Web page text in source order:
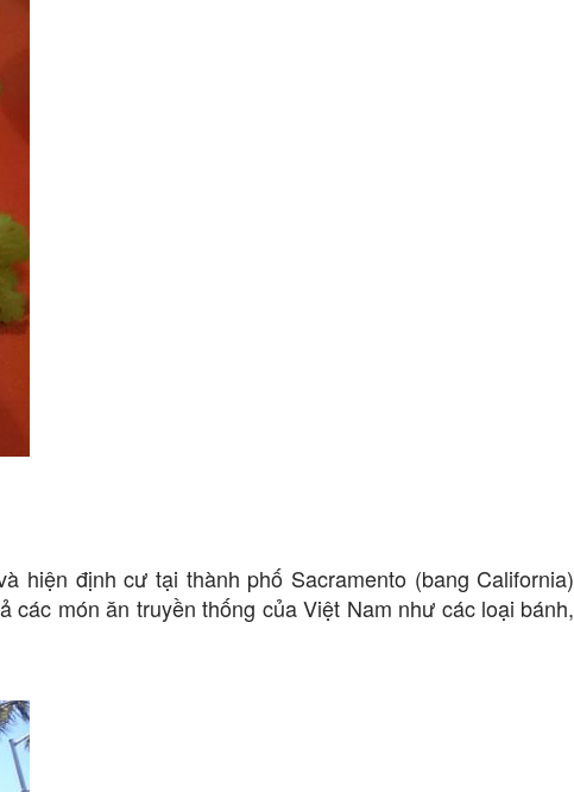
hiện định cư tại thành phố Sacramento (bang California)
món ăn truyền thống của Việt Nam như các loại bánh,